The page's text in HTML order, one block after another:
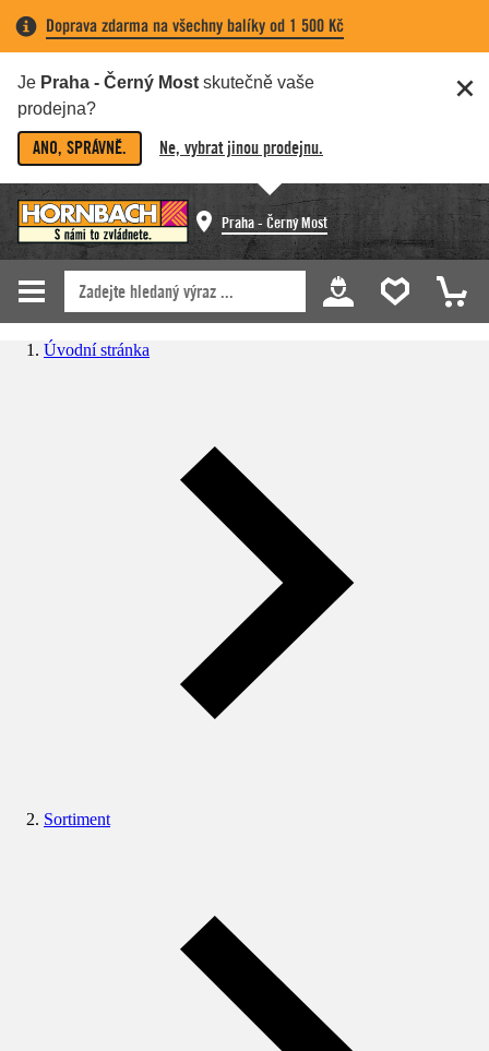
Doprava zdarma na všechny balíky od 1 500 Kč
Je Praha - Černý Most skutečně vaše
prodejna?
ANO, SPRÁVNĚ. Ne, vybrat jinou prodejnu.
Praha - Černý Most
Úvodní stránka
Sortiment